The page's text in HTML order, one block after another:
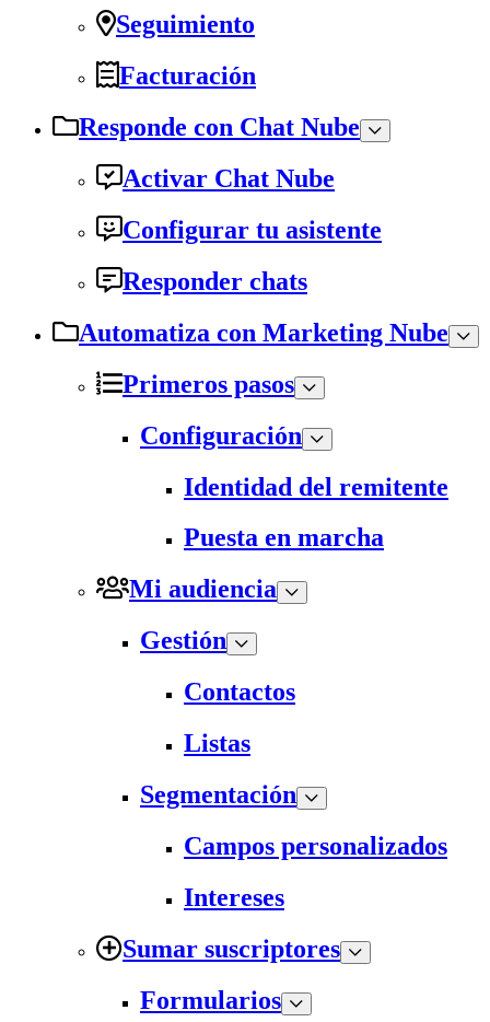
Seguimiento
Facturación
Responde con Chat Nube
Activar Chat Nube
Configurar tu asistente
Responder chats
Automatiza con Marketing Nube
Primeros pasos
Configuración
Identidad del remitente
Puesta en marcha
Mi audiencia
Gestión
Contactos
Listas
Segmentación
Campos personalizados
Intereses
Sumar suscriptores
Formularios